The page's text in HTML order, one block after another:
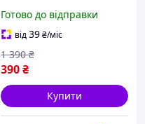
військові захисні
армійські протиударні
універсальні для зсу
Готово до відправки
від39₴/міс
390₴
1 390 ₴
Купити